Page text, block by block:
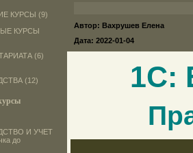
КУРСЫ (9)
КУРСЫ
(6)
(12)
И УЧЕТ
до
Автор: Вахрушев Елена
Дата: 2022-01-04
1С: